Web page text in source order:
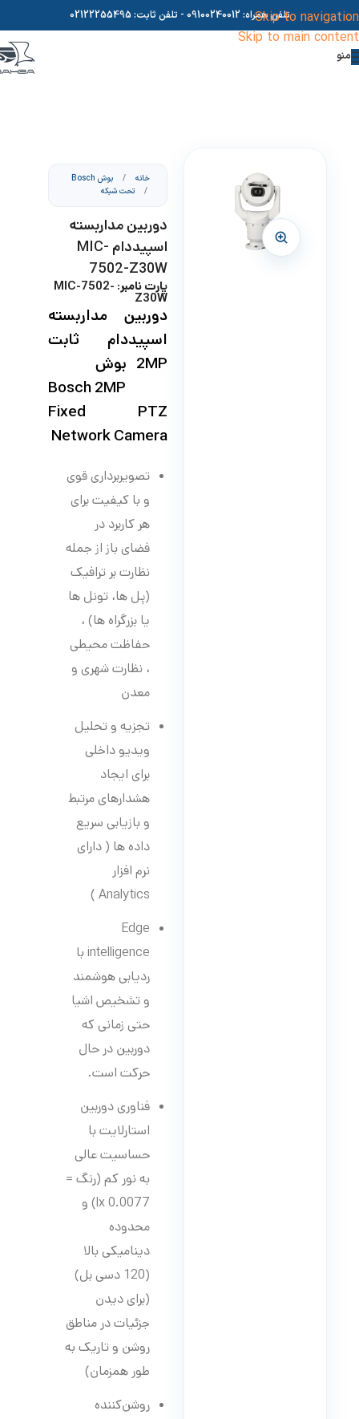
Skip to navigation
Skip to main content
تلفن همراه: 09100240012 - تلفن ثابت: 02122255495
منو
خانه /
بوش Bosch
/
تحت شبکه
دوربین مداربسته
اسپیددام MIC-
7502-Z30W
پارت نامبر: MIC-7502-
Z30W
دوربین مداربسته
اسپیددام ثابت
2MP بوش
Bosch 2MP
Fixed PTZ
Network Camera
تصویربرداری قوی
و با کیفیت برای
هر کاربرد در
فضای باز از جمله
نظارت بر ترافیک
(پل ها، تونل ها
یا بزرگراه ها) ،
حفاظت محیطی
، نظارت شهری و
معدن
تجزیه و تحلیل
ویدیو داخلی
برای ایجاد
هشدارهای مرتبط
و بازیابی سریع
داده ها ( دارای
نرم افزار
Analytics )
Edge
intelligence با
ردیابی هوشمند
و تشخیص اشیا
حتی زمانی که
دوربین در حال
حرکت است.
فناوری دوربین
استارلایت با
حساسیت عالی
به نور کم (رنگ =
0.0077 lx) و
محدوده
دینامیکی بالا
(120 دسی بل)
(برای دیدن
جزئیات در مناطق
روشن و تاریک به
طور همزمان)
روشن‌کننده